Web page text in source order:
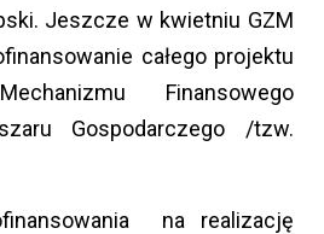
Jeszcze w kwietniu GZM
całego projektu
Finansowego
Gospodarczego /tzw.
na realizację